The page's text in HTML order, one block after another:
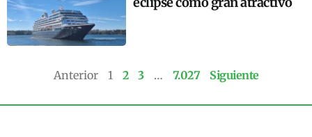
Anterior 1 2 3 … 7.027 Siguiente